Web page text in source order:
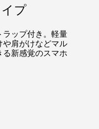
プ
ラップ付き。軽量
や肩がけなどマル
新感覚のスマホ